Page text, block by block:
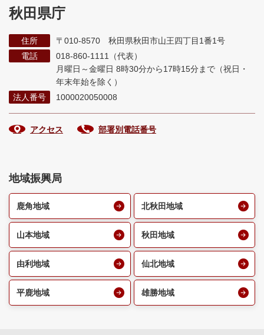
秋田県庁
住所
〒010-8570 秋田県秋田市山王四丁目1番1号
電話
018-860-1111（代表）
月曜日～金曜日 8時30分から17時15分まで （祝日・
年末年始を除く）
法人番号
1000020050008
アクセス 部署別電話番号
地域振興局
鹿角地域 北秋田地域
山本地域 秋田地域
由利地域 仙北地域
平鹿地域 雄勝地域